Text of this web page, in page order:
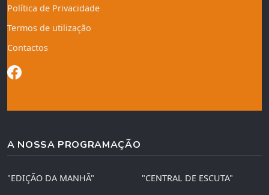
Política de Privacidade
Termos de utilização
Contactos
A NOSSA PROGRAMAÇÃO
"EDIÇÃO DA MANHÃ" "CENTRAL DE ESCUTA"